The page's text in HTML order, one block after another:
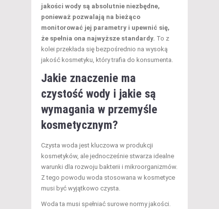
jakości wody są absolutnie niezbędne,
ponieważ pozwalają na bieżąco
monitorować jej parametry i upewnić się,
że spełnia ona najwyższe standardy. To z
kolei przekłada się bezpośrednio na wysoką
jakość kosmetyku, który trafia do konsumenta.
Jakie znaczenie ma
czystość wody i jakie są
wymagania w przemyśle
kosmetycznym?
Czysta woda jest kluczowa w produkcji
kosmetyków, ale jednocześnie stwarza idealne
warunki dla rozwoju bakterii i mikroorganizmów.
Z tego powodu woda stosowana w kosmetyce
musi być wyjątkowo czysta.
Woda ta musi spełniać surowe normy jakości.